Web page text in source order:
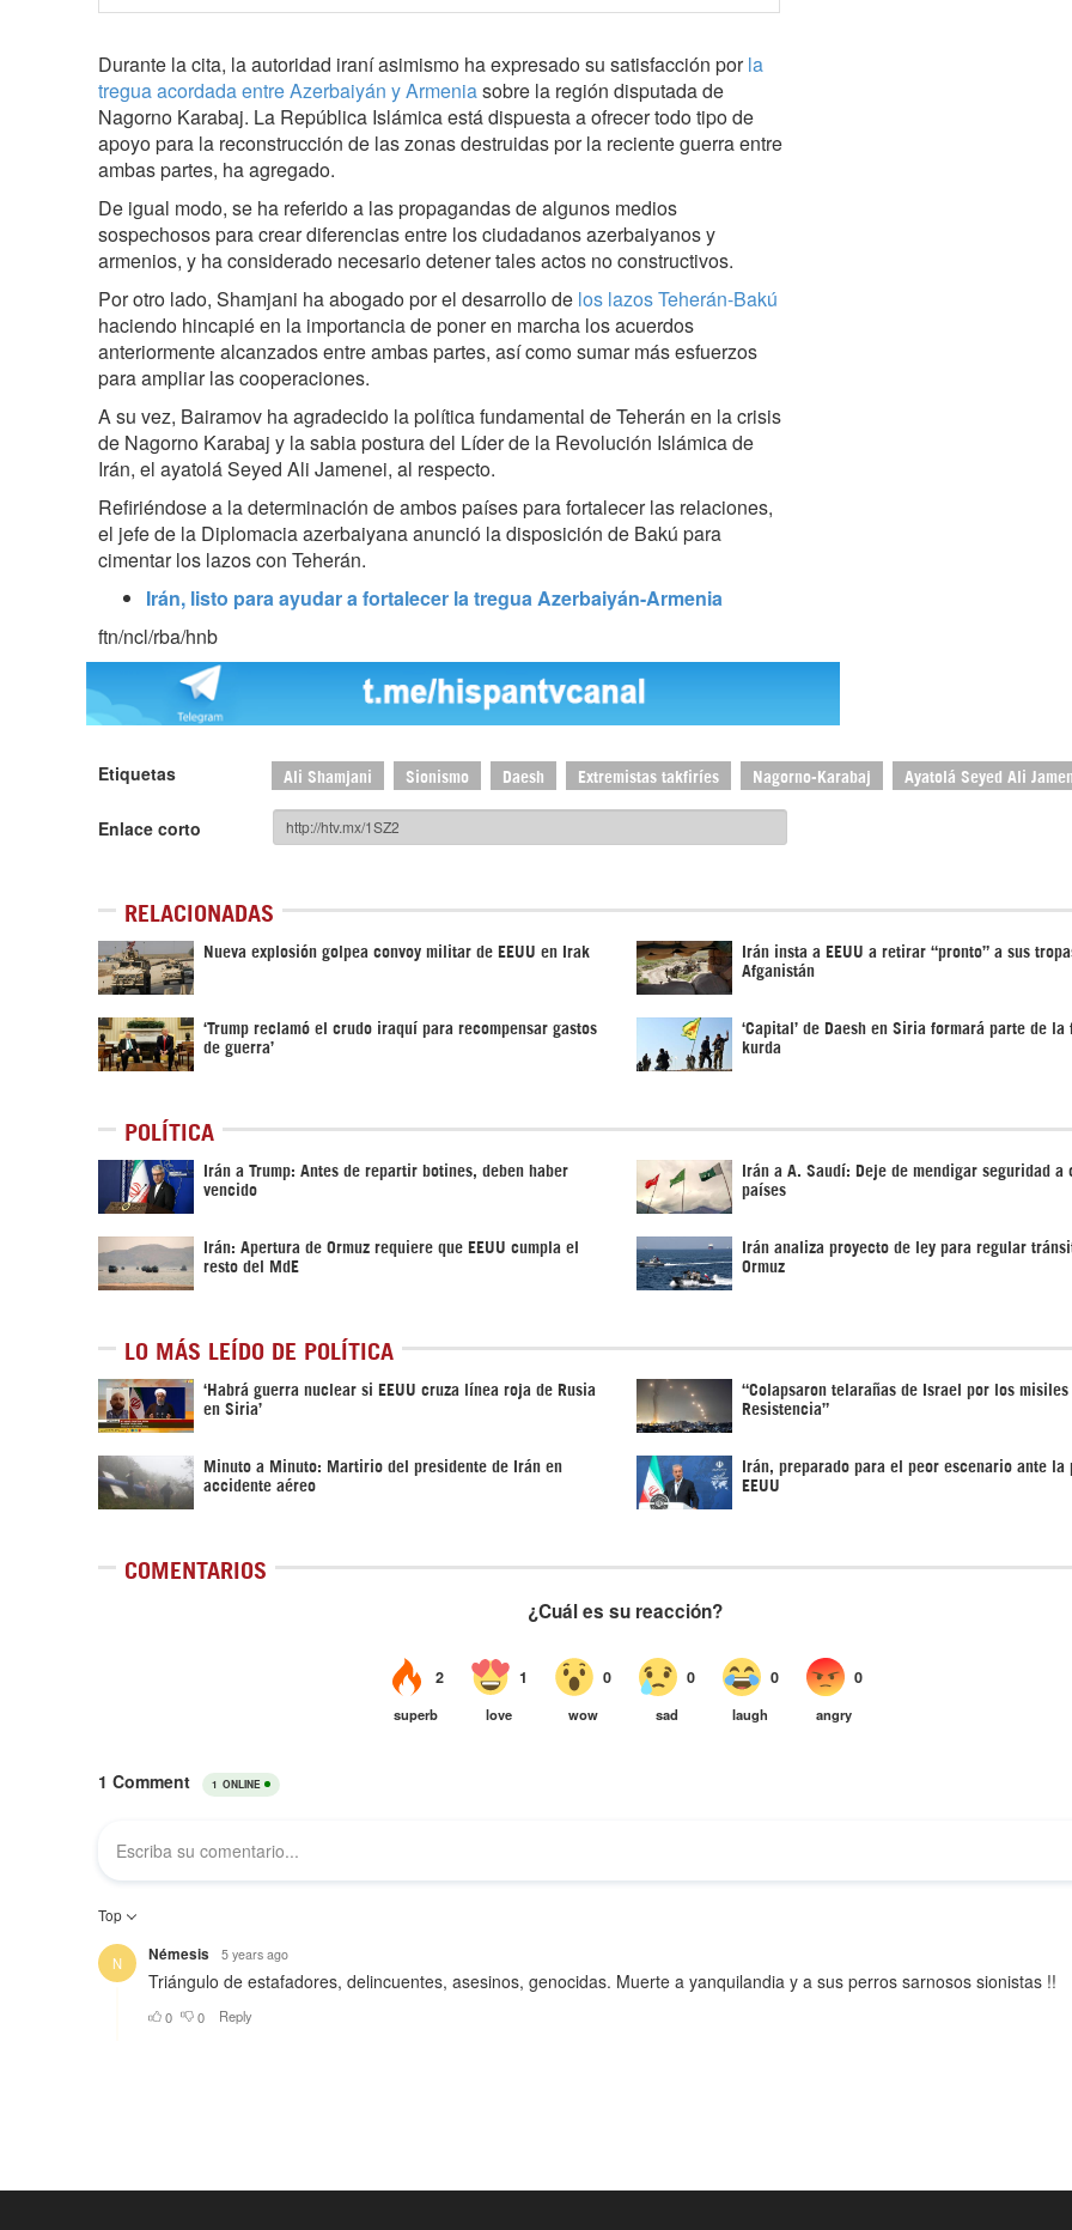
Durante la cita, la autoridad iraní asimismo ha expresado su satisfacción porla
tregua acordada entre Azerbaiyán y Armeniasobre la región disputada de
Nagorno Karabaj. La República Islámica está dispuesta a ofrecer todo tipo de
apoyo para la reconstrucción de las zonas destruidas por la reciente guerra entre
ambas partes, ha agregado.
De igual modo, se ha referido a las propagandas de algunos medios
sospechosos para crear diferencias entre los ciudadanos azerbaiyanos y
armenios, y ha considerado necesario detener tales actos no constructivos.
Por otro lado, Shamjani ha abogado por el desarrollo de los lazos Teherán-Bakú
haciendo hincapié en la importancia de poner en marcha los acuerdos
anteriormente alcanzados entre ambas partes, así como sumar más esfuerzos
para ampliar las cooperaciones.
A su vez, Bairamov ha agradecido la política fundamental de Teherán en la crisis
de Nagorno Karabaj y la sabia postura del Líder de la Revolución Islámica de
Irán, el ayatolá Seyed Ali Jamenei, al respecto.
Refiriéndose a la determinación de ambos países para fortalecer las relaciones,
el jefe de la Diplomacia azerbaiyana anunció la disposición de Bakú para
cimentar los lazos con Teherán.
Irán, listo para ayudar a fortalecer la tregua Azerbaiyán-Armenia
ftn/ncl/rba/hnb
Etiquetas Ali Shamjani Sionismo Daesh Extremistas takfiríes Nagorno-Karabaj Ayatolá Seyed Ali
Enlace corto
RELACIONADAS
Nueva explosión golpea convoy militar de EEUU en Irak Irán insta a EEUU a retirar “pronto” a sus
Afganistán
‘Trump reclamó el crudo iraquí para recompensar gastos
de guerra’
‘Capital’ de Daesh en Siria formará parte de la
kurda
POLÍTICA
Irán a Trump: Antes de repartir botines, deben haber
vencido
Irán a A. Saudí: Deje de mendigar seguridad a
países
Irán: Apertura de Ormuz requiere que EEUU cumpla el
resto del MdE
Irán analiza proyecto de ley para regular
Ormuz
LO MÁS LEÍDO DE POLÍTICA
‎‘Habrá guerra nuclear si EEUU cruza línea roja de Rusia
en Siria’‎
“Colapsaron telarañas de Israel por los misiles
Resistencia”
Minuto a Minuto: Martirio del presidente de Irán en
accidente aéreo
Irán, preparado para el peor escenario ante la
EEUU
COMENTARIOS